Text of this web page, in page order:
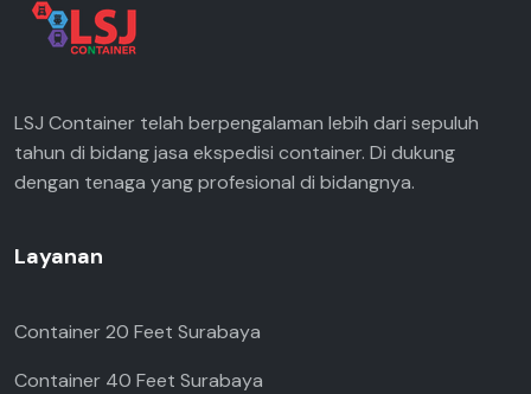
LSJ Container telah berpengalaman lebih dari sepuluh
tahun di bidang jasa ekspedisi container. Di dukung
dengan tenaga yang profesional di bidangnya.
Layanan
Container 20 Feet Surabaya
Container 40 Feet Surabaya